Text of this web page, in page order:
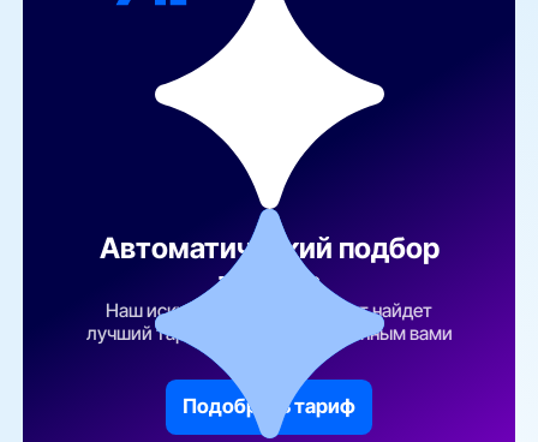
Автоматический подбор
тарифа
Наш искусственный интеллект найдет
лучший тарифный план по указанным вами
Подобрать тариф